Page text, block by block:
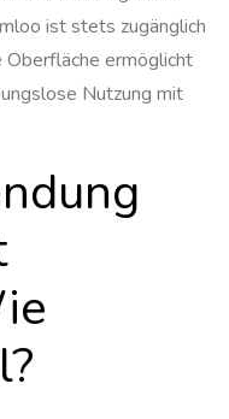
ist stets zugänglich
Oberfläche ermöglicht
Nutzung mit